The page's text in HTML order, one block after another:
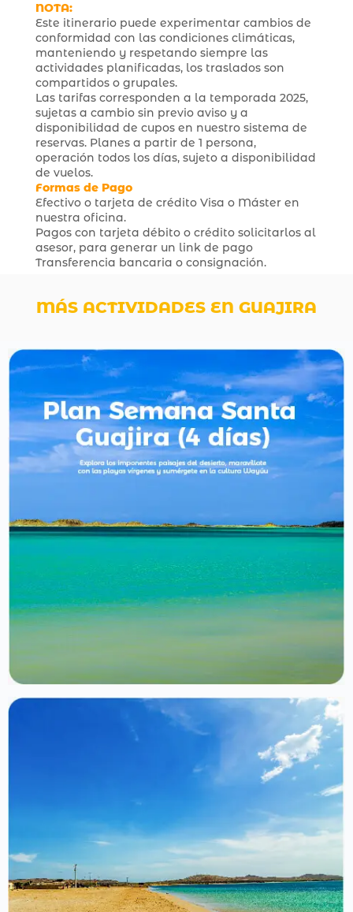
NOTA:
Este itinerario puede experimentar cambios de
conformidad con las condiciones climáticas,
manteniendo y respetando siempre las
actividades planificadas, los traslados son
compartidos o grupales.
Las tarifas corresponden a la temporada 2025,
sujetas a cambio sin previo aviso y a
disponibilidad de cupos en nuestro sistema de
reservas. Planes a partir de 1 persona,
operación todos los días, sujeto a disponibilidad
de vuelos.
Formas de Pago
Efectivo o tarjeta de crédito Visa o Máster en
nuestra oficina.
Pagos con tarjeta débito o crédito solicitarlos al
asesor, para generar un link de pago
Transferencia bancaria o consignación.
MÁS ACTIVIDADES EN GUAJIRA